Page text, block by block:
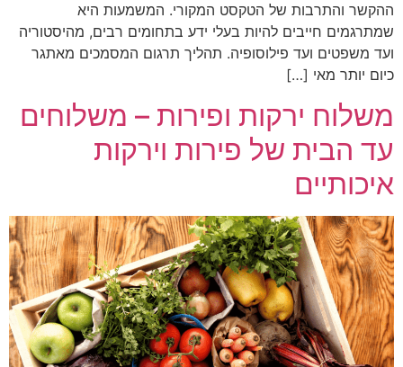
ההקשר והתרבות של הטקסט המקורי. המשמעות היא
שמתרגמים חייבים להיות בעלי ידע בתחומים רבים, מהיסטוריה
ועד משפטים ועד פילוסופיה. תהליך תרגום המסמכים מאתגר
כיום יותר מאי […]
משלוח ירקות ופירות – משלוחים
עד הבית של פירות וירקות
איכותיים